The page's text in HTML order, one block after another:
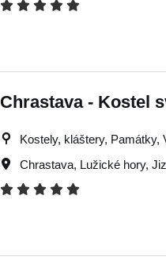
Chrastava - Kostel
Kostely, kláštery, Památky,
Chrastava, Lužické hory,